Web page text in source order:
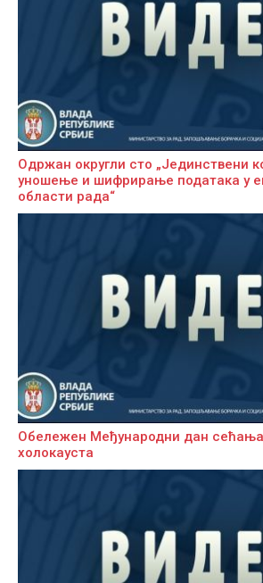
Одржан округли сто „Јединствени
уношење и шифрирање података у
области рада“
Обележен Међународни дан
холокауста